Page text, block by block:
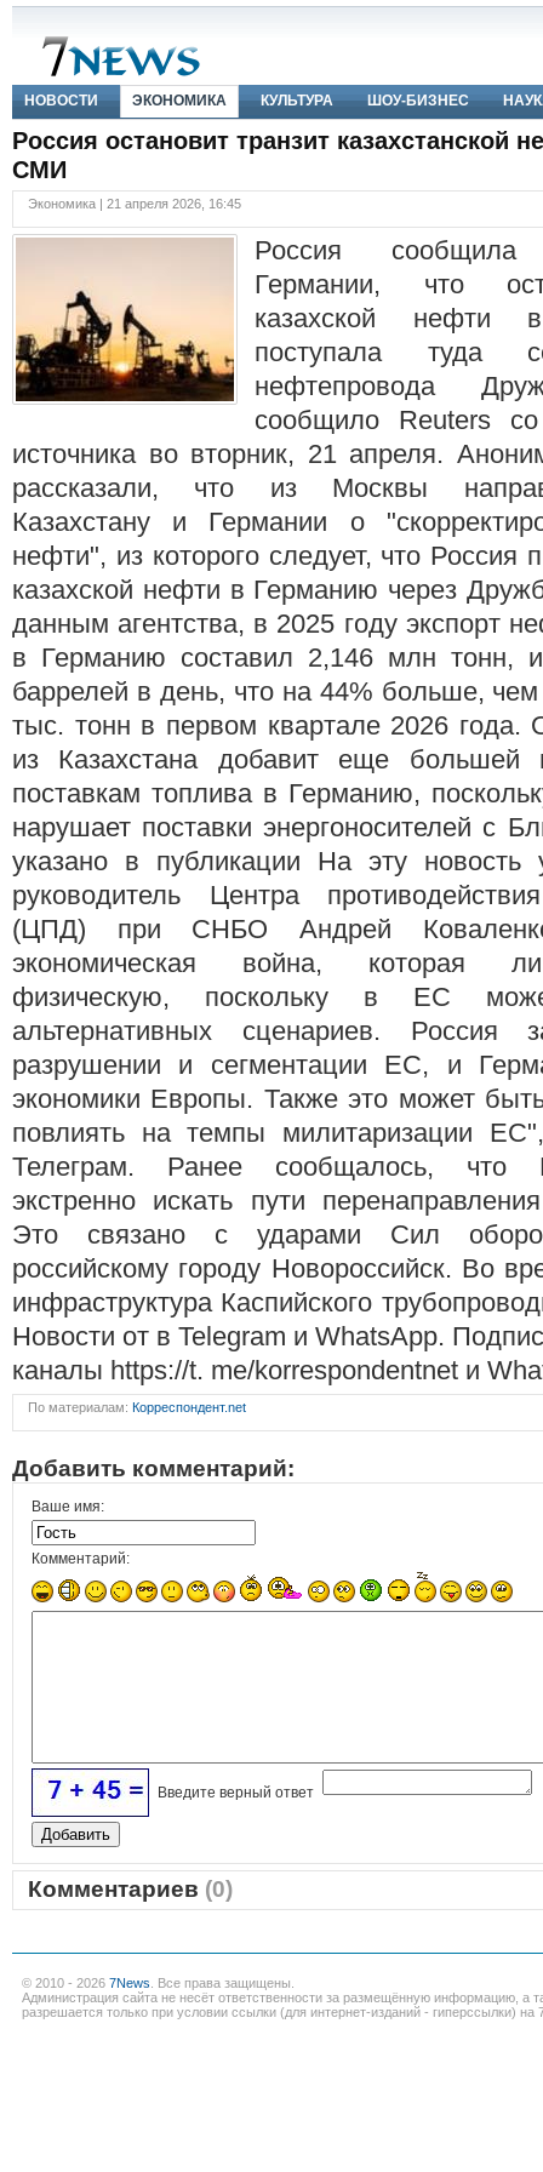
НОВОСТИ ЭКОНОМИКА КУЛЬТУРА ШОУ-БИЗНЕС
Россия остановит транзит казахстанской
СМИ
Экономика | 21 апреля 2026, 16:45
Россия
Германии, что
казахской нефти
поступала туда
нефтепровода
сообщило Reuters
источника во вторник, 21 апреля.
рассказали, что из Москвы
Казахстану и Германии о
нефти", из которого следует, что Россия
казахской нефти в Германию через
данным агентства, в 2025 году экспорт
в Германию составил 2,146 млн тонн,
баррелей в день, что на 44% больше,
тыс. тонн в первом квартале 2026 года.
из Казахстана добавит еще большей
поставкам топлива в Германию,
нарушает поставки энергоносителей с
указано в публикации На эту новость
руководитель Центра
(ЦПД) при СНБО Андрей
экономическая война, которая
физическую, поскольку в ЕС
альтернативных сценариев. Россия
разрушении и сегментации ЕС, и
экономики Европы. Также это может
повлиять на темпы милитаризации
Телеграм. Ранее сообщалось, что
экстренно искать пути
Это связано с ударами Сил
российскому городу Новороссийск. Во
инфраструктура Каспийского
Новости от в Telegram и WhatsApp.
каналы https://t. me/korrespondentnet и
По материалам: Корреспондент.net
Добавить комментарий:
Ваше имя:
Комментарий:
Введите верный ответ
Комментариев (0)
© 2010 - 2026 7News . Все права защищены.
Администрация сайта не несёт ответственности за размещённую информацию, а
разрешается только при условии ссылки (для интернет-изданий - гиперссылки) на